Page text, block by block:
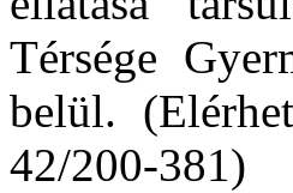
Térsége
belül.
42/200-381)